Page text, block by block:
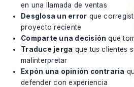
en una llamada de ventas
Desglosa un error que
proyecto reciente
Comparte una decisión que
Traduce jerga que tus clientes
malinterpretar
Expón una opinión contraria
defender con experiencia